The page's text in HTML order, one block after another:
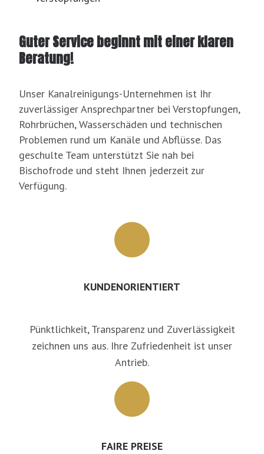
Guter Service beginnt mit einer klaren
Beratung!
Unser Kanalreinigungs-Unternehmen ist Ihr
zuverlässiger Ansprechpartner bei Verstopfungen,
Rohrbrüchen, Wasserschäden und technischen
Problemen rund um Kanäle und Abflüsse. Das
geschulte Team unterstützt Sie nah bei
Bischofrode und steht Ihnen jederzeit zur
Verfügung.
KUNDENORIENTIERT
Pünktlichkeit, Transparenz und Zuverlässigkeit
zeichnen uns aus. Ihre Zufriedenheit ist unser
Antrieb.
FAIRE PREISE